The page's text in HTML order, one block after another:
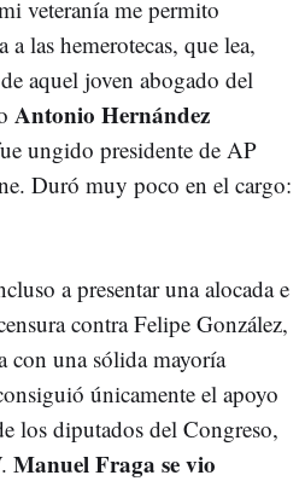
veteranía me permito
a las hemerotecas, que lea,
aquel joven abogado del
Antonio Hernández
ungido presidente de AP
Duró muy poco en el cargo:
a presentar una alocada e
contra Felipe González,
con una sólida mayoría
únicamente el apoyo
los diputados del Congreso,
Manuel Fraga se vio